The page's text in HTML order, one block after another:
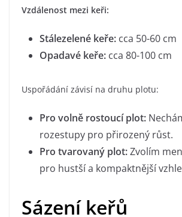
Vzdálenost mezi keři:
Stálezelené keře: cca 50-60 cm
Opadavé keře: cca 80-100 cm
Uspořádání závisí na druhu plotu:
Pro volně rostoucí plot:
rozestupy pro přirozený růst.
Pro tvarovaný plot:Zvolím
pro hustší a kompaktnější
Sázení keřů